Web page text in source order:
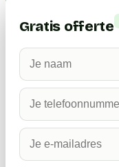
Gratis offerte